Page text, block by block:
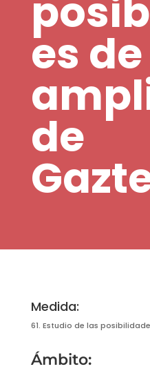
es de
de
Medida:
61. Estudio de las
Ámbito: